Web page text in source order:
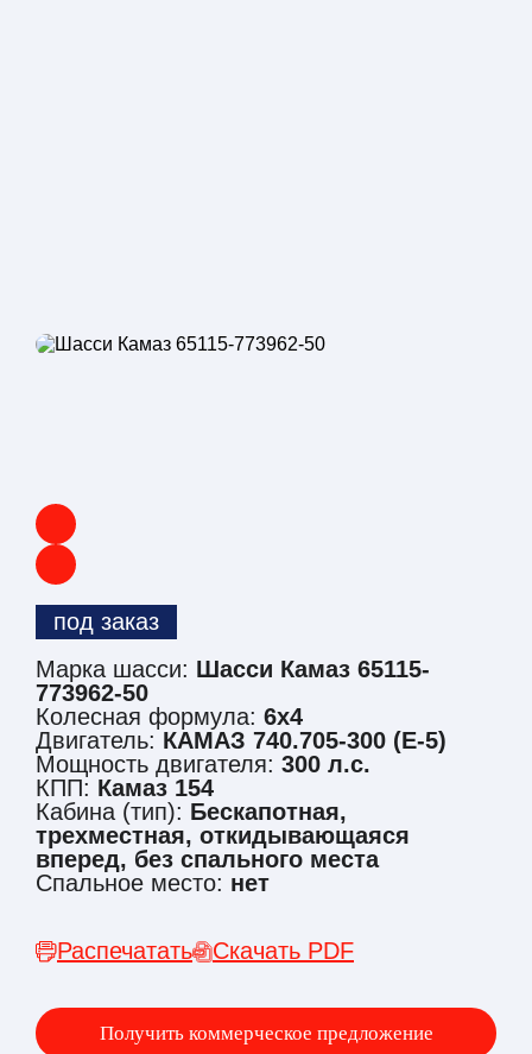
под заказ
Марка шасси: Шасси Камаз 65115-
773962-50
Колесная формула: 6х4
Двигатель: КАМАЗ 740.705-300 (Е-5)
Мощность двигателя: 300 л.с.
КПП: Камаз 154
Кабина (тип): Бескапотная,
трехместная, откидывающаяся
вперед, без спального места
Спальное место: нет
Распечатать Скачать PDF
Получить коммерческое предложение